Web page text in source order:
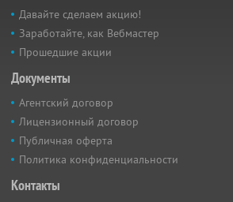
Давайте сделаем акцию!
Заработайте, как Вебмастер
Прошедшие акции
Документы
Агентский договор
Лицензионный договор
Публичная оферта
Политика конфиденциальности
Контакты